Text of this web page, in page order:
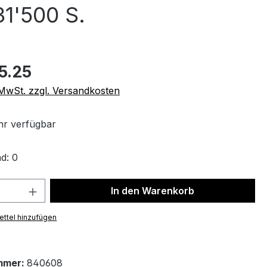
S.
zzgl. Versandkosten
verfügbar
0
Anzahl: Gib den gewünschten Wert
In den Warenkorb
hinzufügen
840608